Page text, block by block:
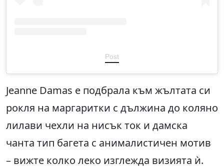
Post
Jeanne Damas е подбрала към жълтата си
рокля на маргаритки с дължина до коляно
лилави чехли на нисък ток и дамска
чанта тип багета с анималистичен мотив
– вижте колко леко изглежда визията ѝ.